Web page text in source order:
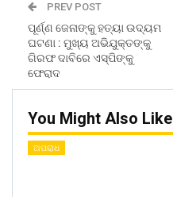
PREV POST
ପୂର୍ଣ୍ଣ ଜେନାଙ୍କୁ ହତ୍ୟା ଉଦ୍ୟମ
ଘଟଣା : ମୁଖ୍ୟ ଅଭିଯୁକ୍ତଙ୍କୁ
ଗିରଫ ଦାବିରେ ଏସ୍‌ପିଙ୍କୁ
ଫେରାଦ
You Might Also Like
ଅପରାଧ